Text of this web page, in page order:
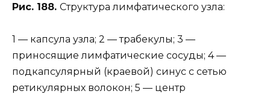
Рис. 188. Структура лимфатического узла:
1 — капсула узла; 2 — трабекулы; 3 —
приносящие лимфатические сосуды; 4 —
подкапсулярный (краевой) синус с сетью
ретикулярных волокон; 5 — центр